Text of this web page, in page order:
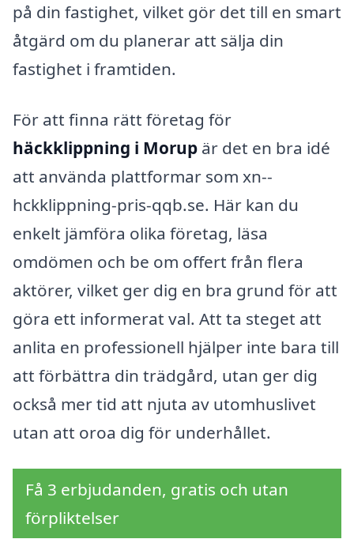
på din fastighet, vilket gör det till en smart
åtgärd om du planerar att sälja din
fastighet i framtiden.
För att finna rätt företag för
häckklippning i Morup är det en bra idé
att använda plattformar som xn--
hckklippning-pris-qqb.se. Här kan du
enkelt jämföra olika företag, läsa
omdömen och be om offert från flera
aktörer, vilket ger dig en bra grund för att
göra ett informerat val. Att ta steget att
anlita en professionell hjälper inte bara till
att förbättra din trädgård, utan ger dig
också mer tid att njuta av utomhuslivet
utan att oroa dig för underhållet.
Få 3 erbjudanden, gratis och utan
förpliktelser